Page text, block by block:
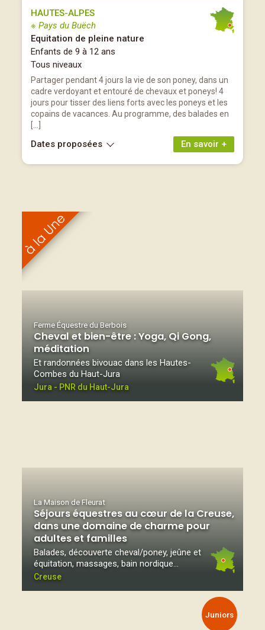
HAUTES-ALPES
※ Pays du Buëch
Equitation de pleine nature
Enfants de 9 à 12 ans
Tous niveaux
Partager pendant 4 jours la vie de son poney, dans un
cadre verdoyant et entouré de chevaux et poneys! 4
jours pour tisser des liens forts avec les poneys et les
copains de vacances. Au programme, des balades en
En savoir +
Dates proposées
Ferme Équestre du Berbois
Cheval et bien-être : Yoga, Qi Gong,
méditation
Et randonnées bivouac dans les Hautes-
Combes du Haut-Jura
Jura - PNR du Haut-Jura
La Maison de Fleurat
Séjours équestres au cœur de la Creuse,
dans une domaine de charme pour
adultes et familles
Balades, découverte cheval/poney, jeûne et
équitation, massages, bain nordique...
Creuse
Juniors